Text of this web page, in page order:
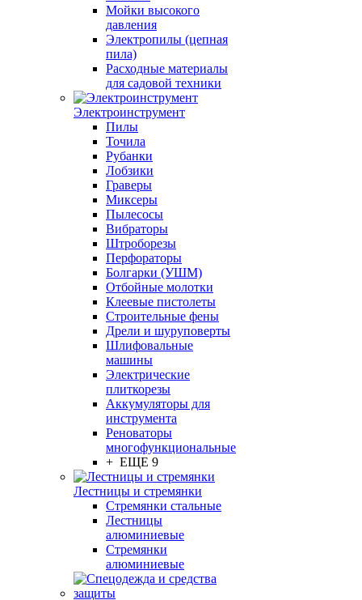
Мойки высокого
давления
Электропилы (цепная
пила)
Расходные материалы
для садовой техники
Электроинструмент
Пилы
Точила
Рубанки
Лобзики
Граверы
Миксеры
Пылесосы
Вибраторы
Штроборезы
Перфораторы
Болгарки (УШМ)
Отбойные молотки
Клеевые пистолеты
Строительные фены
Дрели и шуруповерты
Шлифовальные
машины
Электрические
плиткорезы
Аккумуляторы для
инструмента
Реноваторы
многофункциональные
+ ЕЩЕ 9
Лестницы и стремянки
Стремянки стальные
Лестницы
алюминиевые
Стремянки
алюминиевые